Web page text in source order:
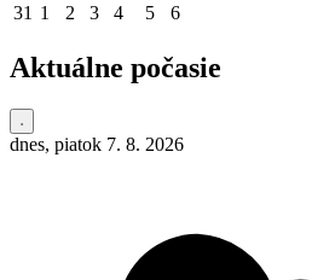
31 1 2 3 4 5 6
Aktuálne počasie
dnes, piatok 7. 8. 2026